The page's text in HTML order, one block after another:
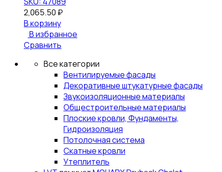
2,065.50 ₽
В корзину
В избранное
Сравнить
Все категории
Вентилируемые фасады
Декоративные штукатурные фасады
Звукоизоляционные материалы
Общестроительные материалы
Плоские кровли, Фундаменты,
Гидроизоляция
Потолочная система
Скатные кровли
Утеплитель